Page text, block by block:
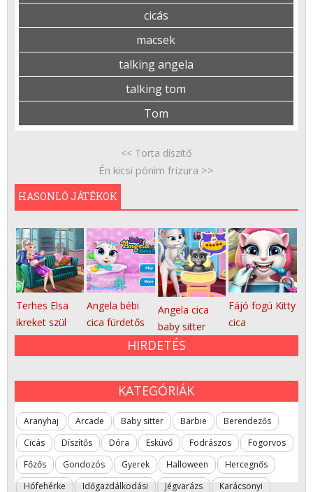
cicás
macsek
talking angela
talking tom
Tom
<< Torta díszítő
Én kicsi pónim frizura >>
HASONLÓ JÁTÉKOK
Terhes Elsa
ikreket szül
Angela bébi
cica fürdetős
Angela cica
baby sitter
Fájó fogú Kitty
cica
HIRDETÉS
KATEGÓRIÁK
Aranyhaj Arcade Baby sitter Barbie
Berendezős
Cicás
Díszítős Dóra Esküvő Fodrászos
Fogorvos
Főzős
Gondozós Gyerek Halloween
Hercegnős
Hófehérke
Időgazdálkodási Jégvarázs Karácsonyi